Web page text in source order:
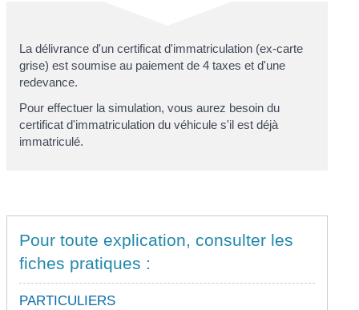
La délivrance d'un certificat d'immatriculation (ex-carte
grise) est soumise au paiement de 4 taxes et d'une
redevance.
Pour effectuer la simulation, vous aurez besoin du
certificat d'immatriculation du véhicule s'il est déjà
immatriculé.
Pour toute explication, consulter les
fiches pratiques :
PARTICULIERS